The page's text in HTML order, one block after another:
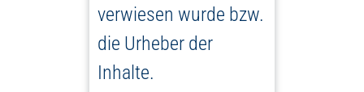
verwiesen wurde bzw.
die Urheber der
Inhalte.